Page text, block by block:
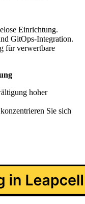
Einrichtung.
GitOps-Integration.
für verwertbare
hoher
Sie sich